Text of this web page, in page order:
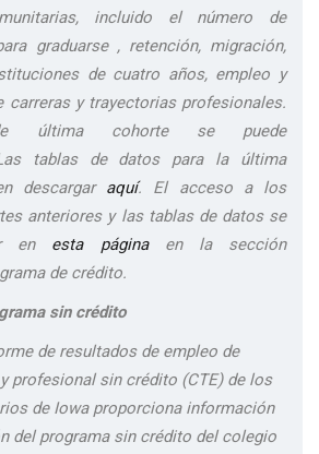
incluido el número de
graduarse , retención, migración,
de cuatro años, empleo y
carreras y trayectorias profesionales.
última cohorte se puede
tablas de datos para la última
descargar aquí. El acceso a los
anteriores y las tablas de datos se
en esta páginaen la sección
de crédito.
sin crédito
de resultados de empleo de
profesional sin crédito (CTE) de los
de Iowa proporciona información
del programa sin crédito del colegio